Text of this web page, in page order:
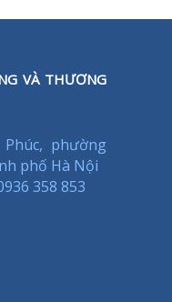
VÀ THƯƠNG
phường
phố Hà Nội
358 853